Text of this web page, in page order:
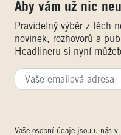
Aby vám už nic
Pravidelný výběr z těch
novinek, rozhovorů a
Headlineru si nyní
Vaše osobní údaje jsou u nás